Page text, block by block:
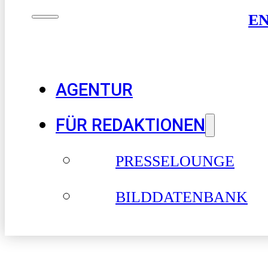
AGENTUR
FÜR REDAKTIONEN
PRESSELOUNGE
BILDDATENBANK